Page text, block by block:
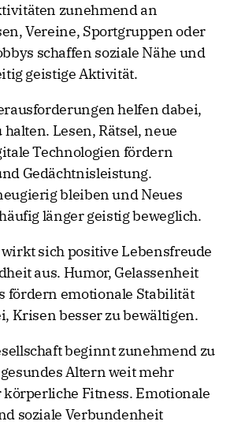
zunehmend an
Vereine, Sportgruppen oder
schaffen soziale Nähe und
geistige Aktivität.
helfen dabei,
Lesen, Rätsel, neue
Technologien fördern
Gedächtnisleistung.
bleiben und Neues
länger geistig beweglich.
sich positive Lebensfreude
aus. Humor, Gelassenheit
fördern emotionale Stabilität
Krisen besser zu bewältigen.
beginnt zunehmend zu
Altern weit mehr
körperliche Fitness. Emotionale
soziale Verbundenheit